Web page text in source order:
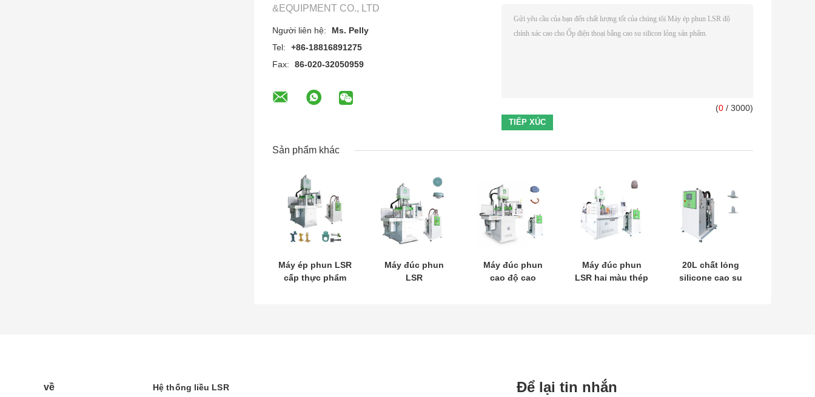
&EQUIPMENT CO., LTD
Người liên hệ:
Ms. Pelly
Tel:
+86-18816891275
Fax:
86-020-32050959
(0 / 3000)
Sản phẩm khác
Máy ép phun LSR
cấp thực phẩm
Máy đúc phun
LSR
Máy đúc phun
cao độ cao
Máy đúc phun
LSR hai màu thép
20L chất lỏng
silicone cao su
về Hệ thống liều LSR Để lại tin nhắn